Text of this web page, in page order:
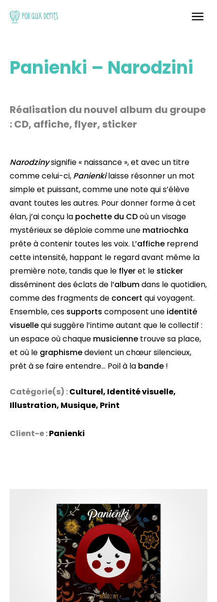
Panienki – Narodzini
Réalisation du nouvel album du groupe
: CD, affiche, flyer, sticker
Narodzinysignifie « naissance », et avec un titre
comme celui-ci, Panienkilaisse résonner un mot
simple et puissant, comme une note qui s’élève
avant toutes les autres. Pour donner forme à cet
élan, j’ai conçu la pochette du CDoù un visage
mystérieux se déploie comme une matriochka
prête à contenir toutes les voix. L’affiche reprend
cette intensité, happant le regard avant même la
première note, tandis que le flyeret le sticker
disséminent des éclats de l’albumdans le quotidien,
comme des fragments de concert qui voyagent.
Ensemble, ces supports composent une identité
visuellequi suggère l’intime autant que le collectif :
un espace où chaque musicienne trouve sa place,
et où le graphismedevient un chœur silencieux,
prêt à se faire entendre… Poil à la bande !
Catégorie(s) :Culturel, Identité visuelle,
Illustration, Musique, Print
Client-e :Panienki